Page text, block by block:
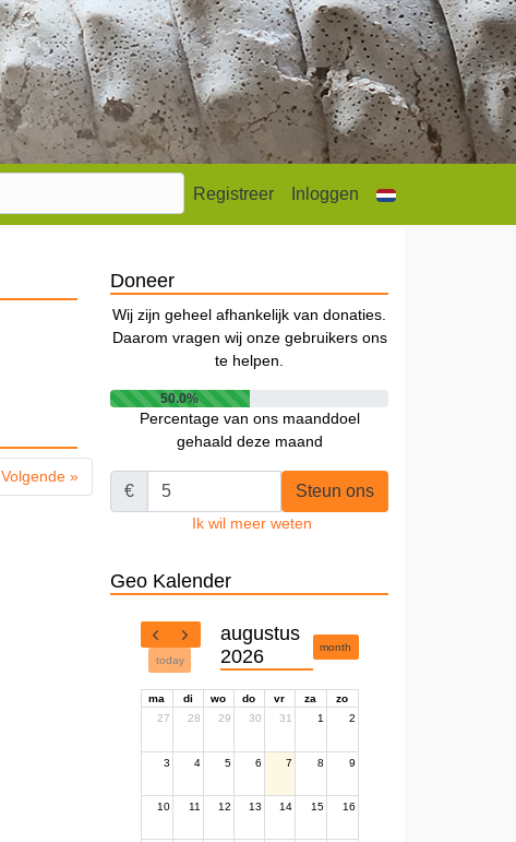
Registreer Inloggen
Volgende »
Doneer
Wij zijn geheel afhankelijk van donaties.
Daarom vragen wij onze gebruikers ons
te helpen.
50.0%
Percentage van ons maanddoel
gehaald deze maand
€ Steun ons
Ik wil meer weten
Geo Kalender
today
augustus
2026
month
ma di wo do vr za
zo
27
28 29 30 31 1 2
3 4 5 6 7 8 9
10 11 12 13 14 15 16